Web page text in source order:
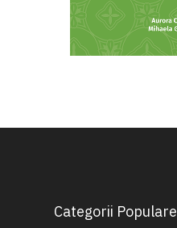
Categorii Populare